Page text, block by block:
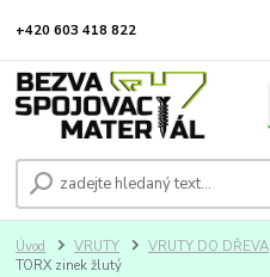
+420 603 418 822
Úvod VRUTY VRUTY DO DŘEVA
TORX zinek žlutý